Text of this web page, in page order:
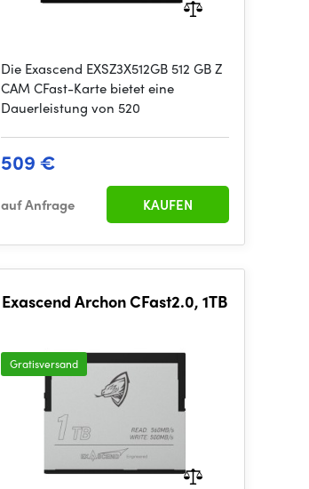
Die Exascend EXSZ3X512GB 512 GB Z
CAM CFast-Karte bietet eine
Dauerleistung von 520
509 €
auf Anfrage KAUFEN
Exascend Archon CFast2.0, 1TB
Gratisversand